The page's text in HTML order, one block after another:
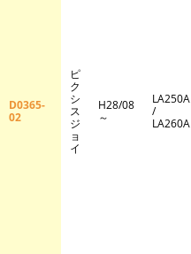
D0365-
02
ピ
ク
シ
ス
ジ
ョ
イ
H28/08
～
LA250A
/
LA260A